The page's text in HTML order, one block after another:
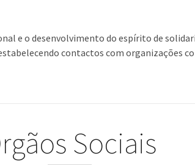
e o desenvolvimento do espírito de
contactos com organizações
Sociais